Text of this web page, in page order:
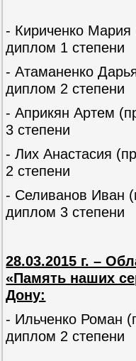
11 –
- Кириченко
диплом 1 степени
- Атаманенко
диплом 2 степени
- Априкян Артем
3 степени
- Лих Анастасия
2 степени
- Селиванов Иван
диплом 3 степени
28.03.2015 г. –
«Память наших
Дону:
- Ильченко Роман
диплом 2 степени